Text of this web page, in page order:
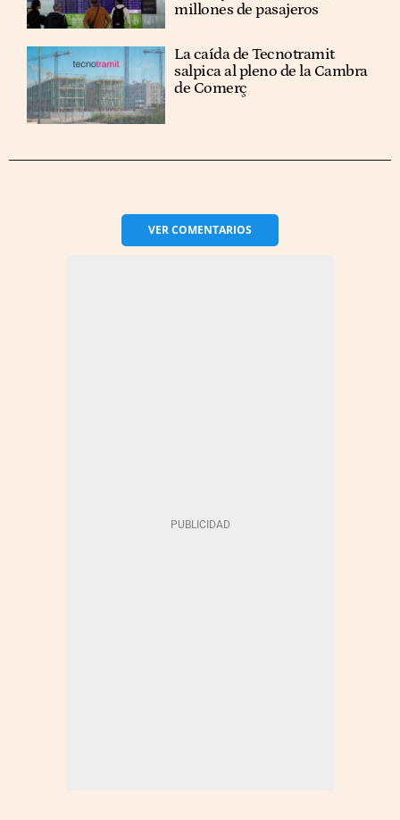
millones de pasajeros
La caída de Tecnotramit
salpica al pleno de la Cambra
de Comerç
VERCOMENTARIOS